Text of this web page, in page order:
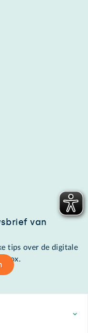
van
tips over de digitale